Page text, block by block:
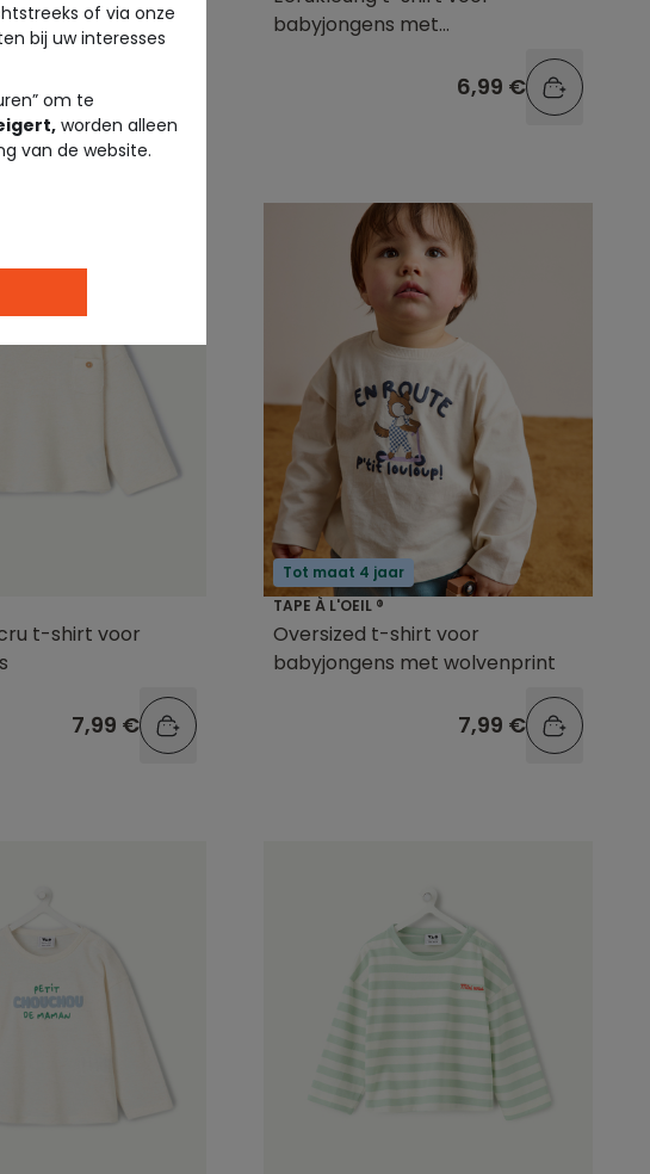
7,99 €
babyjongens met
6,99 €
t-shirt voor
7,99 €
Tot maat 4 jaar
TAPE À L'OEIL ®
Oversized t-shirt voor
babyjongens met wolvenprint
7,99 €
of via onze
bij uw interesses
om te
worden alleen
van de website.